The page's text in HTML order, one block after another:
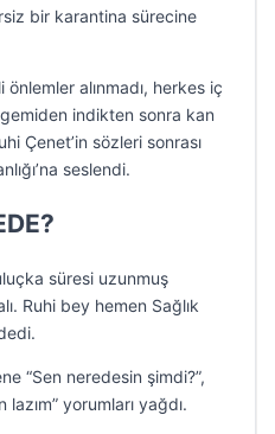
bir karantina sürecine
alınmadı, herkes iç
indikten sonra kan
Çenet’in sözleri sonrası
seslendi.
süresi uzunmuş
Ruhi bey hemen Sağlık
“Sen neredesin şimdi?”,
yorumları yağdı.